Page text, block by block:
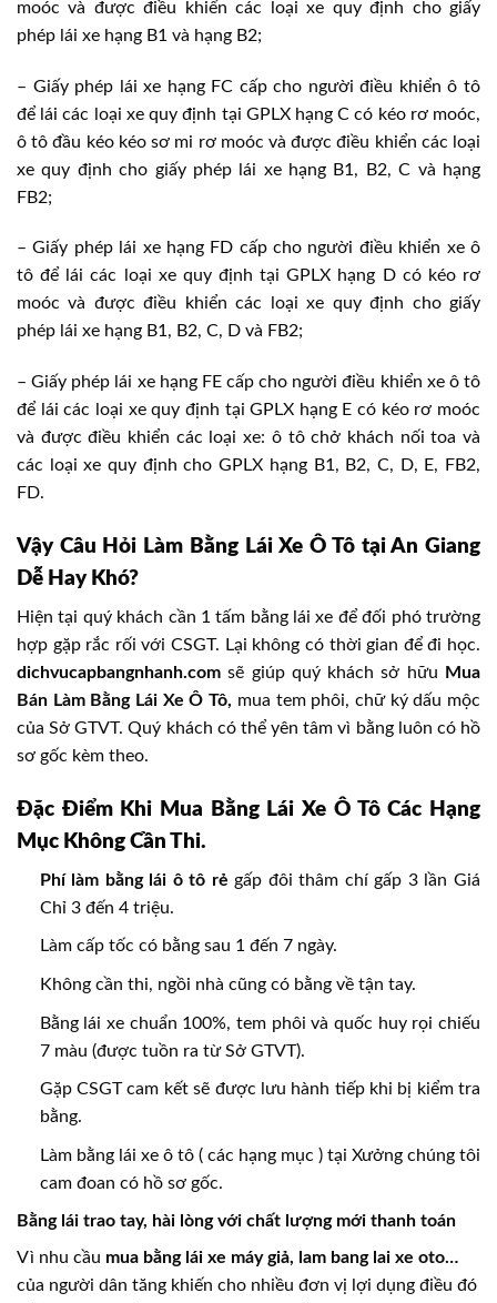
moóc và được điều khiển các loại xe quy định cho giấy
phép lái xe hạng B1 và hạng B2;
– Giấy phép lái xe hạng FC cấp cho người điều khiển ô tô
để lái các loại xe quy định tại GPLX hạng C có kéo rơ moóc,
ô tô đầu kéo kéo sơ mi rơ moóc và được điều khiển các loại
xe quy định cho giấy phép lái xe hạng B1, B2, C và hạng
FB2;
– Giấy phép lái xe hạng FD cấp cho người điều khiển xe ô
tô để lái các loại xe quy định tại GPLX hạng D có kéo rơ
moóc và được điều khiển các loại xe quy định cho giấy
phép lái xe hạng B1, B2, C, D và FB2;
– Giấy phép lái xe hạng FE cấp cho người điều khiển xe ô tô
để lái các loại xe quy định tại GPLX hạng E có kéo rơ moóc
và được điều khiển các loại xe: ô tô chở khách nối toa và
các loại xe quy định cho GPLX hạng B1, B2, C, D, E, FB2,
FD.
Vậy Câu Hỏi Làm Bằng Lái Xe Ô Tô tại An Giang
Dễ Hay Khó?
Hiện tại quý khách cần 1 tấm bằng lái xe để đối phó trường
hợp gặp rắc rối với CSGT. Lại không có thời gian để đi học.
dichvucapbangnhanh.com sẽ giúp quý khách sở hữu
Mua
Bán Làm Bằng Lái Xe Ô Tô, mua tem phôi, chữ ký dấu mộc
của Sở GTVT. Quý khách có thể yên tâm vì bằng luôn có hồ
sơ gốc kèm theo.
Đặc Điểm Khi Mua Bằng Lái Xe Ô Tô Các Hạng
Mục Không Cần Thi.
Phí làm bằng lái ô tô rẻ gấp đôi thâm chí gấp 3 lần Giá
Chỉ 3 đến 4 triệu.
Làm cấp tốc có bằng sau 1 đến 7 ngày.
Không cần thi, ngồi nhà cũng có bằng về tận tay.
Bằng lái xe chuẩn 100%, tem phôi và quốc huy rọi chiếu
7 màu (được tuồn ra từ Sở GTVT).
Gặp CSGT cam kết sẽ được lưu hành tiếp khi bị kiểm tra
bằng.
Làm bằng lái xe ô tô ( các hạng mục ) tại Xưởng chúng tôi
cam đoan có hồ sơ gốc.
Bằng lái trao tay, hài lòng với chất lượng mới thanh toán
Vì nhu cầu mua bằng lái xe máy giả, lam bang lai xe oto…
của người dân tăng khiến cho nhiều đơn vị lợi dụng điều đó